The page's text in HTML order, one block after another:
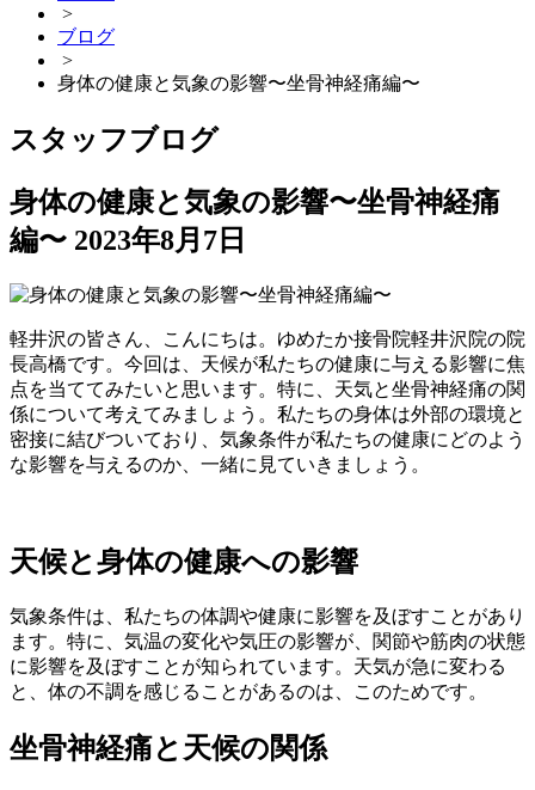
>
ブログ
>
身体の健康と気象の影響〜坐骨神経痛編〜
スタッフブログ
身体の健康と気象の影響〜坐骨神経痛
編〜 2023年8月7日
軽井沢の皆さん、こんにちは。ゆめたか接骨院軽井沢院の院
長高橋です。今回は、天候が私たちの健康に与える影響に焦
点を当ててみたいと思います。特に、天気と坐骨神経痛の関
係について考えてみましょう。私たちの身体は外部の環境と
密接に結びついており、気象条件が私たちの健康にどのよう
な影響を与えるのか、一緒に見ていきましょう。
天候と身体の健康への影響
気象条件は、私たちの体調や健康に影響を及ぼすことがあり
ます。特に、気温の変化や気圧の影響が、関節や筋肉の状態
に影響を及ぼすことが知られています。天気が急に変わる
と、体の不調を感じることがあるのは、このためです。
坐骨神経痛と天候の関係